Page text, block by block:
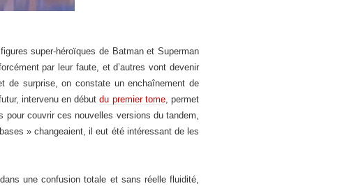
super-héroïques de Batman et Superman
par leur faute, et d’autres vont devenir
de surprise, on constate un enchaînement de
intervenu en débutdu premier tome, permet
couvrir ces nouvelles versions du tandem,
» changeaient, il eut été intéressant de les
une confusion totale et sans réelle fluidité,